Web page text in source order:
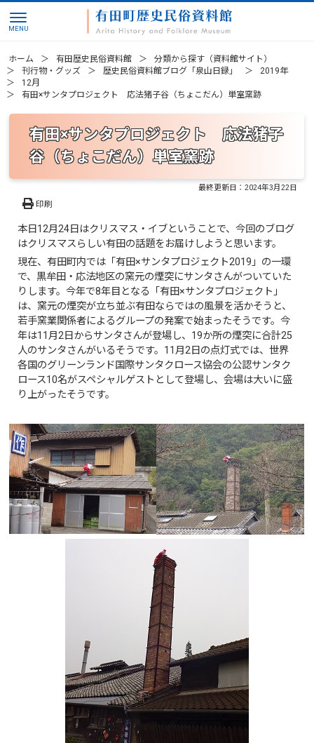
ホーム 有田歴史民俗資料館
分類から探す（資料館サイト）
刊行物・グッズ
歴史民俗資料館ブログ「泉山日録」
2019年
12月
有田×サンタプロジェクト 応法猪子谷（ちょこだん）単室窯跡
有田×サンタプロジェクト 応法猪子
谷（ちょこだん）単室窯跡
最終更新日：2024年3月22日
印刷
本日12月24日はクリスマス・イブということで、今回のブログ
はクリスマスらしい有田の話題をお届けしようと思います。
現在、有田町内では「有田×サンタプロジェクト2019」の一環
で、黒牟田・応法地区の窯元の煙突にサンタさんがついていた
りします。今年で8年目となる「有田×サンタプロジェクト」
は、窯元の煙突が立ち並ぶ有田ならではの風景を活かそうと、
若手窯業関係者によるグループの発案で始まったそうです。今
年は11月2日からサンタさんが登場し、19か所の煙突に合計25
人のサンタさんがいるそうです。11月2日の点灯式では、世界
各国のグリーンランド国際サンタクロース協会の公認サンタク
ロース10名がスペシャルゲストとして登場し、会場は大いに盛
り上がったそうです。